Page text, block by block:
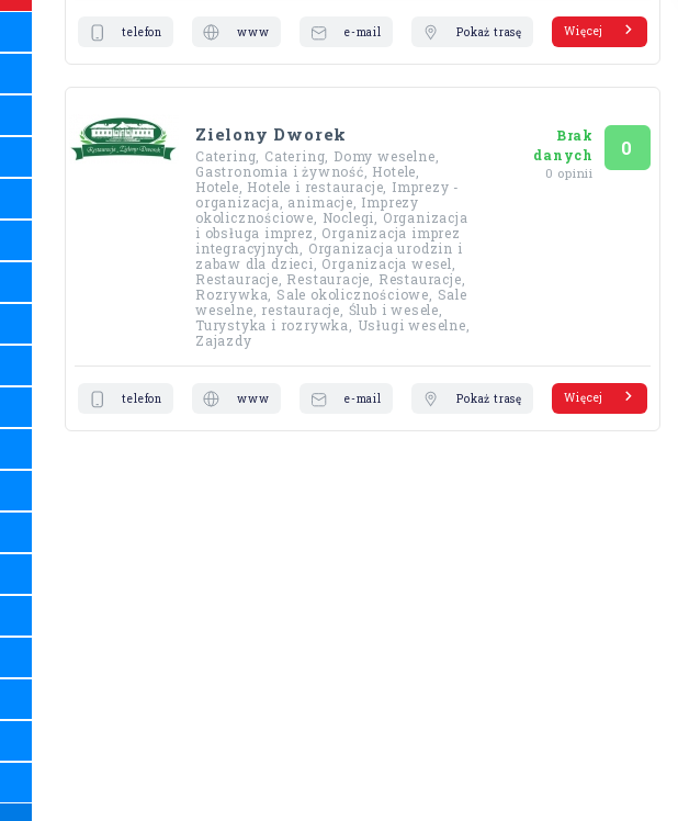
telefon www e-mail Pokaż trasę Więcej
Zielony Dworek
Catering, Catering, Domy weselne,
Gastronomia i żywność, Hotele,
Hotele, Hotele i restauracje, Imprezy -
organizacja, animacje, Imprezy
okolicznościowe, Noclegi, Organizacja
i obsługa imprez, Organizacja imprez
integracyjnych, Organizacja urodzin i
zabaw dla dzieci, Organizacja wesel,
Restauracje, Restauracje, Restauracje,
Rozrywka, Sale okolicznościowe, Sale
weselne, restauracje, Ślub i wesele,
Turystyka i rozrywka, Usługi weselne,
Zajazdy
Brak
danych
0 opinii
Ocena
0
telefon www e-mail Pokaż trasę Więcej